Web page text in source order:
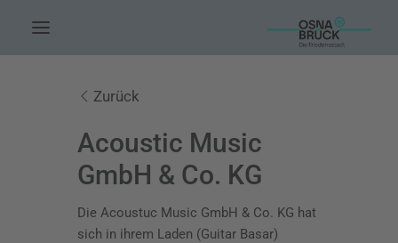
AKTUELLES.
FÖRDERUNG.
Zurück
Acoustic Music
GmbH & Co. KG
Die Acoustuc Music GmbH & Co. KG hat
sich in ihrem Laden (Guitar Basar)